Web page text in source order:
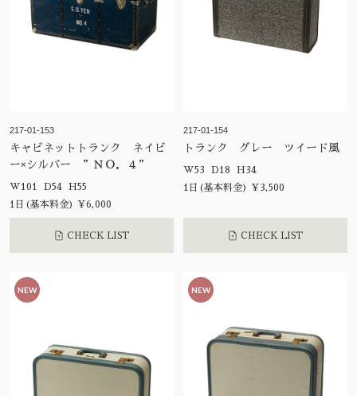
217-01-153
キャビネットトランク ネイビ
ー×シルバー ”ＮＯ．４”
W101 D54 H55
1日(基本料金) ¥6,000
CHECK LIST
217-01-154
トランク グレー ツイード風
W53 D18 H34
1日(基本料金) ¥3,500
CHECK LIST
NEW NEW